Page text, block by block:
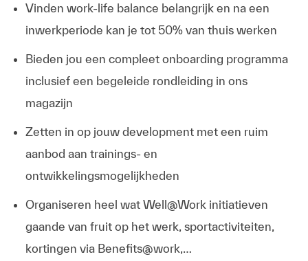
Vinden work-life balance belangrijk en na een
inwerkperiode kan je tot 50% van thuis werken
Bieden jou een compleet onboarding programma
inclusief een begeleide rondleiding in ons
magazijn
Zetten in op jouw development met een ruim
aanbod aan trainings- en
ontwikkelingsmogelijkheden
Organiseren heel wat Well@Work initiatieven
gaande van fruit op het werk, sportactiviteiten,
kortingen via Benefits@work,…